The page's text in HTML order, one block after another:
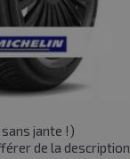
jante !)
de la description